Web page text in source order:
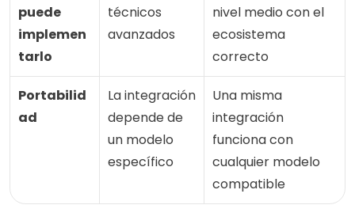
puede
implemen
tarlo
técnicos
avanzados
nivel medio con el
ecosistema
correcto
Portabilid
ad
La integración
depende de
un modelo
específico
Una misma
integración
funciona con
cualquier modelo
compatible